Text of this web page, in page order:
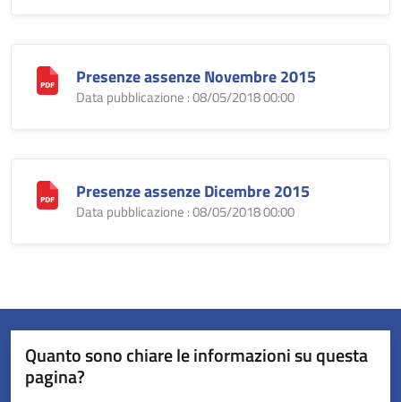
Presenze assenze Novembre 2015
Data pubblicazione : 08/05/2018 00:00
Presenze assenze Dicembre 2015
Data pubblicazione : 08/05/2018 00:00
Quanto sono chiare le informazioni su questa
pagina?